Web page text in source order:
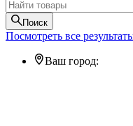
Поиск
Посмотреть все
Ваш город: